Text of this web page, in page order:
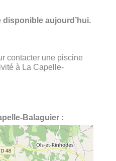
aujourd’hui.
contacter une piscine
à La Capelle-
Balaguier :